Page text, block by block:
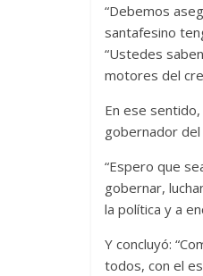
“Debemos
santafesino
“Ustedes
motores del
En ese
gobernador del
“Espero que
gobernar,
la política y a
Y concluyó:
todos, con el